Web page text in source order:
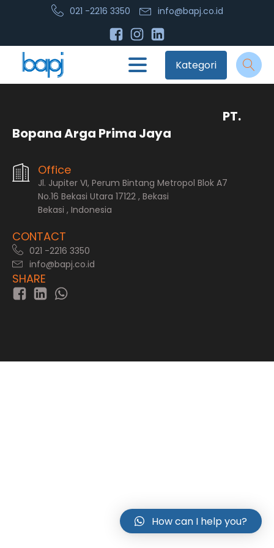
021 -2216 3350 info@bapj.co.id
Kategori
PT.
Bopana Arga Prima Jaya
Office
Jl. Jupiter VI, Perum Bintang Metropol Blok A7
No.16 Bekasi Utara 17122 , Bekasi
Bekasi , Indonesia
CONTACT
021 -2216 3350
info@bapj.co.id
SHARE
How can I help you?